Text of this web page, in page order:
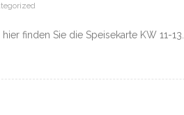
finden Sie die Speisekarte KW 11-13.